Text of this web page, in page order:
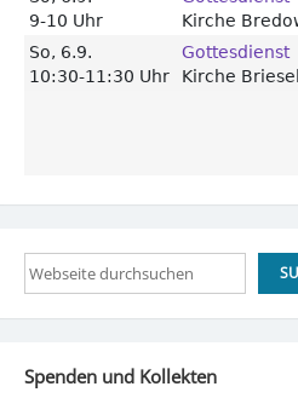
Suchen
Spenden und Kollekten